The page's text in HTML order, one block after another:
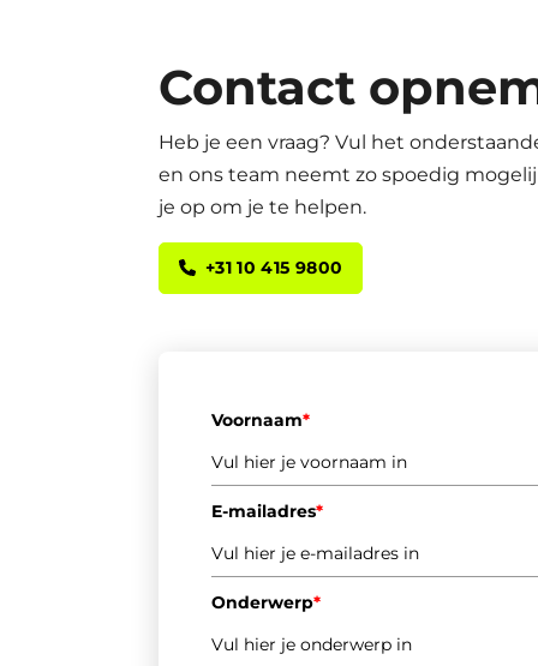
Contact
Heb je een vraag? Vul het
en ons team neemt zo spoedig
je op om je te helpen.
+31 10 415 9800
Voornaam*
E-mailadres*
Onderwerp*